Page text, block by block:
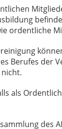
ordentliche
Berufes der
als
des